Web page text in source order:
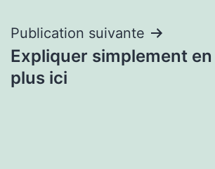
Publication suivante
Expliquer simplement
plus ici